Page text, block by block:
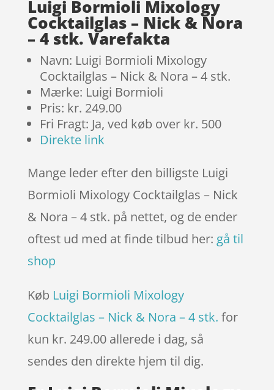
Luigi Bormioli Mixology
Cocktailglas – Nick & Nora
– 4 stk. Varefakta
Navn: Luigi Bormioli Mixology
Cocktailglas – Nick & Nora – 4 stk.
Mærke: Luigi Bormioli
Pris: kr. 249.00
Fri Fragt: Ja, ved køb over kr. 500
Direkte link
Mange leder efter den billigste Luigi
Bormioli Mixology Cocktailglas – Nick
& Nora – 4 stk. på nettet, og de ender
oftest ud med at finde tilbud her: gå til
shop
Køb Luigi Bormioli Mixology
Cocktailglas – Nick & Nora – 4 stk. for
kun kr. 249.00 allerede i dag, så
sendes den direkte hjem til dig.